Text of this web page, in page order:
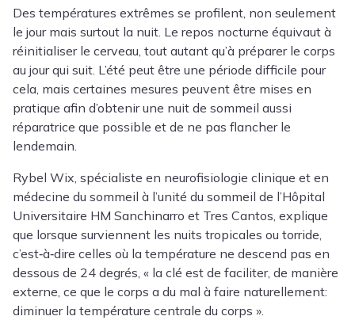
Des températures extrêmes se profilent, non seulement
le jour mais surtout la nuit. Le repos nocturne équivaut à
réinitialiser le cerveau, tout autant qu’à préparer le corps
au jour qui suit. L’été peut être une période difficile pour
cela, mais certaines mesures peuvent être mises en
pratique afin d’obtenir une nuit de sommeil aussi
réparatrice que possible et de ne pas flancher le
lendemain.
Rybel Wix, spécialiste en neurofisiologie clinique et en
médecine du sommeil à l’unité du sommeil de l’Hôpital
Universitaire HM Sanchinarro et Tres Cantos, explique
que lorsque surviennent les nuits tropicales ou torride,
c’est‑à‑dire celles où la température ne descend pas en
dessous de 24 degrés, « la clé est de faciliter, de manière
externe, ce que le corps a du mal à faire naturellement:
diminuer la température centrale du corps ».